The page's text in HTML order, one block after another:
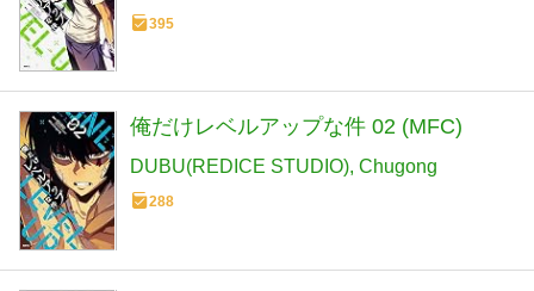
395
俺だけレベルアップな件 02 (MFC)
DUBU(REDICE STUDIO) Chugong
288